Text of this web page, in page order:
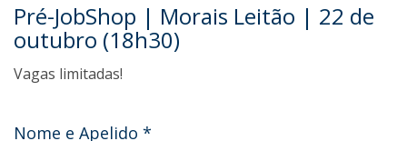
Pré-JobShop | Morais Leitão | 22 de
outubro (18h30)
Vagas limitadas!
Nome e Apelido *